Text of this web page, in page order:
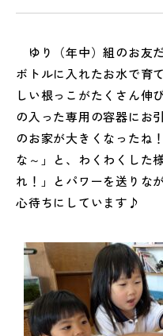
ゆり（年中）組のお友
ボトルに入れたお水で育
しい根っこがたくさん伸
の入った専用の容器にお
のお家が大きくなったね
な～」と、わくわくした
れ！」とパワーを送りな
心待ちにしています♪